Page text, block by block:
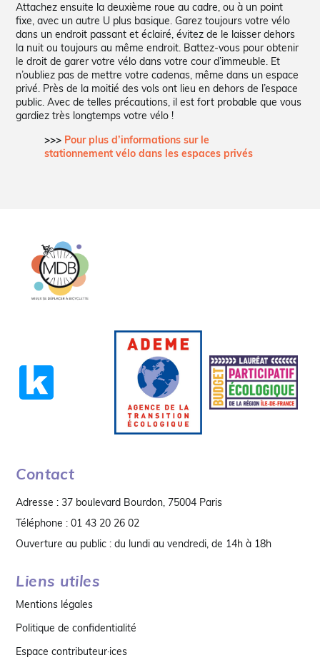
Attachez ensuite la deuxième roue au cadre, ou à un point
fixe, avec un autre U plus basique. Garez toujours votre vélo
dans un endroit passant et éclairé, évitez de le laisser dehors
la nuit ou toujours au même endroit. Battez-vous pour obtenir
le droit de garer votre vélo dans votre cour d’immeuble. Et
n’oubliez pas de mettre votre cadenas, même dans un espace
privé. Près de la moitié des vols ont lieu en dehors de l’espace
public. Avec de telles précautions, il est fort probable que vous
gardiez très longtemps votre vélo !
>>> Pour plus d’informations sur le
stationnement vélo dans les espaces privés
Contact
Adresse : 37 boulevard Bourdon, 75004 Paris
Téléphone : 01 43 20 26 02
Ouverture au public : du lundi au vendredi, de 14h à 18h
Liens utiles
Mentions légales
Politique de confidentialité
Espace contributeur·ices